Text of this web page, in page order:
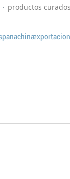
productos